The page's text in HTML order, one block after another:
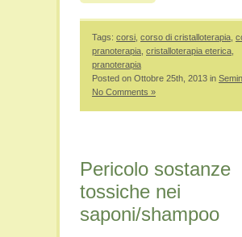
Tags: corsi corso di cristalloterapia
pranoterapia cristalloterapia eterica
pranoterapia
Posted on Ottobre 25th, 2013 in
No Comments »
Pericolo sostanze
tossiche nei
saponi/shampoo